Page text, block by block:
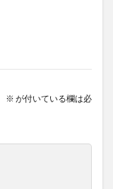
※ が付いている欄は必